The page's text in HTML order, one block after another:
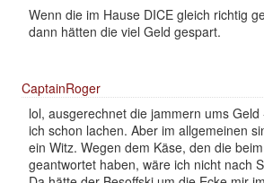
Wenn die im Hause DICE gleich richtig
dann hätten die viel Geld gespart.
CaptainRoger
lol, ausgerechnet die jammern ums
ich schon lachen. Aber im allgemeinen
ein Witz. Wegen dem Käse, den die
geantwortet haben, wäre ich nicht nach